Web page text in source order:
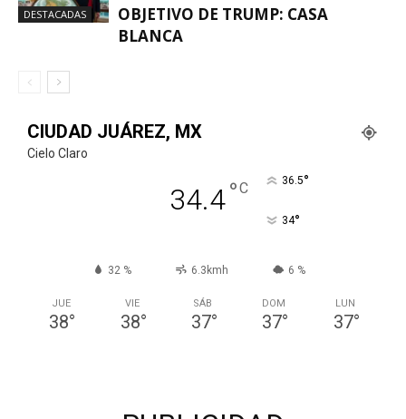
DESTACADAS
OBJETIVO DE TRUMP: CASA
BLANCA
CIUDAD JUÁREZ, MX
Cielo Claro
34.4°C 36.5°
34°
32 % 6.3kmh 6 %
JUE
38°
VIE
38°
SÁB
37°
DOM
37°
LUN
37°